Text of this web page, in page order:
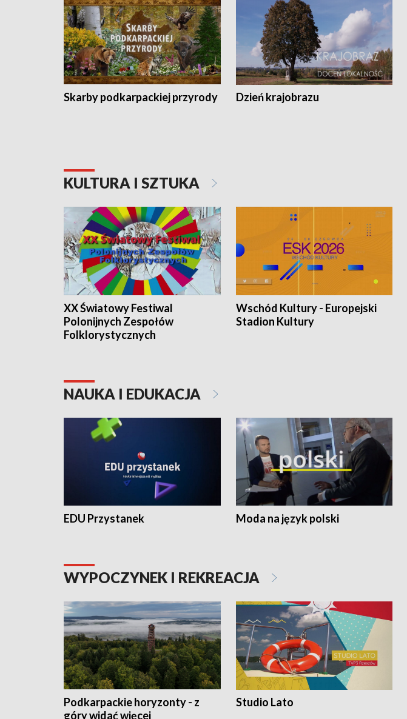
Skarby podkarpackiej przyrody Dzień krajobrazu
KULTURA I SZTUKA
XX Światowy Festiwal
Polonijnych Zespołów
Folklorystycznych
Wschód Kultury - Europejski
Stadion Kultury
NAUKA I EDUKACJA
EDU Przystanek Moda na język polski
WYPOCZYNEK I REKREACJA
Podkarpackie horyzonty - z
góry widać więcej
Studio Lato